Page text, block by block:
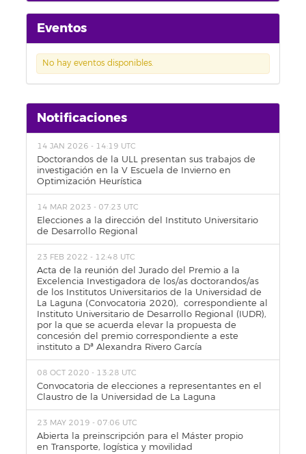
Eventos
No hay eventos disponibles.
Notificaciones
14 JAN 2026 - 14:19 UTC
Doctorandos de la ULL presentan sus trabajos de
investigación en la V Escuela de Invierno en
Optimización Heurística
14 MAR 2023 - 07:23 UTC
Elecciones a la dirección del Instituto Universitario
de Desarrollo Regional
23 FEB 2022 - 12:48 UTC
Acta de la reunión del Jurado del Premio a la
Excelencia Investigadora de los/as doctorandos/as
de los Institutos Universitarios de la Universidad de
La Laguna (Convocatoria 2020), correspondiente al
Instituto Universitario de Desarrollo Regional (IUDR),
por la que se acuerda elevar la propuesta de
concesión del premio correspondiente a este
instituto a Dª Alexandra Rivero García
08 OCT 2020 - 13:28 UTC
Convocatoria de elecciones a representantes en el
Claustro de la Universidad de La Laguna
23 MAY 2019 - 07:06 UTC
Abierta la preinscripción para el Máster propio
en Transporte, logística y movilidad